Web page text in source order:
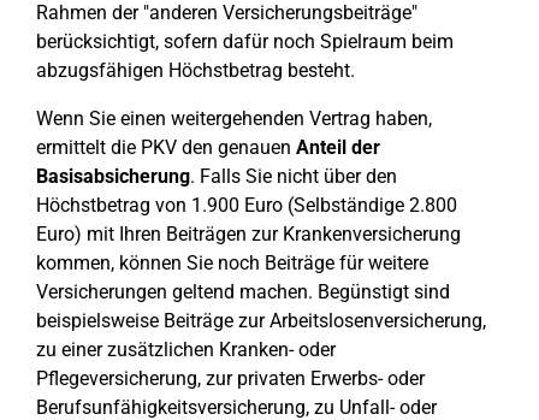
Rahmen der "anderen Versicherungsbeiträge"
berücksichtigt, sofern dafür noch Spielraum beim
abzugsfähigen Höchstbetrag besteht.
Wenn Sie einen weitergehenden Vertrag haben,
ermittelt die PKV den genauen Anteil der
Basisabsicherung. Falls Sie nicht über den
Höchstbetrag von 1.900 Euro (Selbständige 2.800
Euro) mit Ihren Beiträgen zur Krankenversicherung
kommen, können Sie noch Beiträge für weitere
Versicherungen geltend machen. Begünstigt sind
beispielsweise Beiträge zur Arbeitslosenversicherung,
zu einer zusätzlichen Kranken- oder
Pflegeversicherung, zur privaten Erwerbs- oder
Berufsunfähigkeitsversicherung, zu Unfall- oder